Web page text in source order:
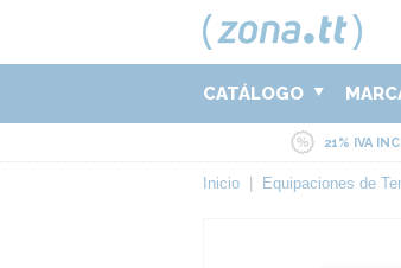
CATÁLOGO
21% IVA
Inicio Equipaciones de